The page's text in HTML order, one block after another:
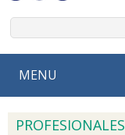
MENU
PROFESIONALES